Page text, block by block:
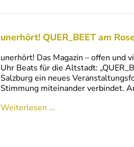
unerhört! QUER_BEET am
unerhört! Das Magazin – offen und
Uhr Beats für die Altstadt:
Salzburg ein neues
Stimmung miteinander verbindet.
Weiterlesen ...